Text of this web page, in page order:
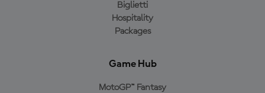
Biglietti
Hospitality
Packages
Game Hub
MotoGP™ Fantasy